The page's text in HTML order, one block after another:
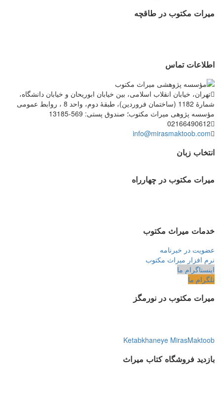
میرات مکتوب در طاقچه
اطلاعات تماس
تهران، خیابان انقلاب اسلامی، بین خیابان ابوریحان و خیابان دانشگاه،
شمارۀ 1182 (ساختمان فروردین)، طبقۀ دوم، واحد 8 ، روابط عمومی
مؤسسه پژوهی میراث مکتوب؛ صندوق پستی: 569-13185
02166490612
info@mirasmaktoob.com
انتخاب زبان
میرات مکتوب در چهارراه
خدمات میراث مکتوب
عضویت در خبرنامه
نرم افزار میراث مکتوب
اینستاگرام ما
تلگرام ما
میرات مکتوب در نورمگز
Ketabkhaneye MirasMaktoob
بازدید فروشگاه کتاب میراث